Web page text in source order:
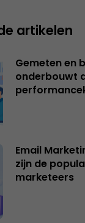
artikelen
Gemeten en
onderbouwt
Email
zijn de
marketeers